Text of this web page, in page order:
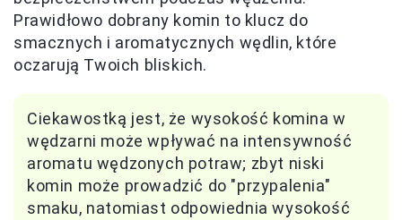
Prawidłowo dobrany komin to klucz do
smacznych i aromatycznych wędlin, które
oczarują Twoich bliskich.
Ciekawostką jest, że wysokość komina w
wędzarni może wpływać na intensywność
aromatu wędzonych potraw; zbyt niski
komin może prowadzić do "przypalenia"
smaku, natomiast odpowiednia wysokość